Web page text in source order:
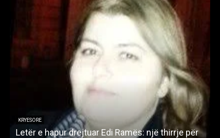
KRYESORE
Letër e hapur drejtuar Edi Ramës: një thirrje për